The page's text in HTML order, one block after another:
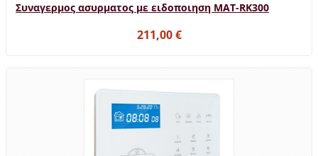
Συναγερμος ασυρματος με ειδοποιηση MAT-RK300
211,00 €